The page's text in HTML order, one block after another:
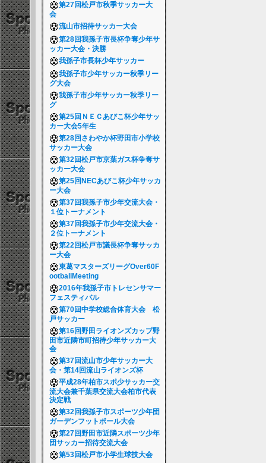
第27回松戸市秋季サッカー大
会
流山市招待サッカー大会
第28回我孫子市長杯争奪少年サ
ッカー大会・決勝
我孫子市長杯少年サッカー
我孫子市少年サッカー秋季リー
グ大会
我孫子市少年サッカー秋季リー
グ
第25回ＮＥＣあびこ杯少年サッ
カー大会5年生
第28回さわやか杯野田市小学校
サッカー大会
第32回松戸市京葉ガス杯争奪サ
ッカー大会
第25回NECあびこ杯少年サッカ
ー大会
第37回我孫子市少年交流大会・
１位トーナメント
第37回我孫子市少年交流大会・
２位トーナメント
第22回松戸市議長杯争奪サッカ
ー大会
東葛マスターズリーグOver60F
ootballMeeting
2016年我孫子市トレセンサマー
フェスティバル
第70回中学校総合体育大会 松
戸サッカー
第16回野田ライオンズカップ野
田市近隣市町招待少年サッカー大
会
第37回流山市少年サッカー大
会・第14回流山ライオンズ杯
平成28年柏市スポ少サッカー交
流大会兼千葉県交流大会柏市代表
決定戦
第32回我孫子市スポーツ少年団
ガーデンフットボール大会
第27回野田市近隣スポーツ少年
団サッカー招待交流大会
第53回松戸市小学生球技大会